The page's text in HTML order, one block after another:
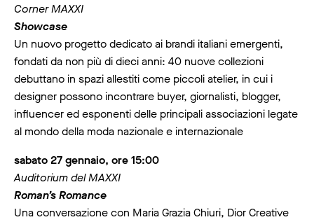
Corner MAXXI
Showcase
Un nuovo progetto dedicato ai brandi italiani emergenti,
fondati da non più di dieci anni: 40 nuove collezioni
debuttano in spazi allestiti come piccoli atelier, in cui i
designer possono incontrare buyer, giornalisti, blogger,
influencer ed esponenti delle principali associazioni legate
al mondo della moda nazionale e internazionale
sabato 27 gennaio, ore 15:00
Auditorium del MAXXI
Roman’s Romance
Una conversazione con Maria Grazia Chiuri, Dior Creative